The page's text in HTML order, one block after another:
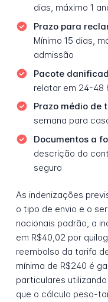
dias, máximo 1
Prazo para
Mínimo 15 dias,
admissão
Pacote
relatar em 24-48
Prazo médio de
semana para
Documentos a
descrição do
seguro
As indenizações
o tipo de envio e o
nacionais padrão, a
em R$40,02 por
reembolso da tarifa
mínima de R$240 é
particulares
que o cálculo peso-